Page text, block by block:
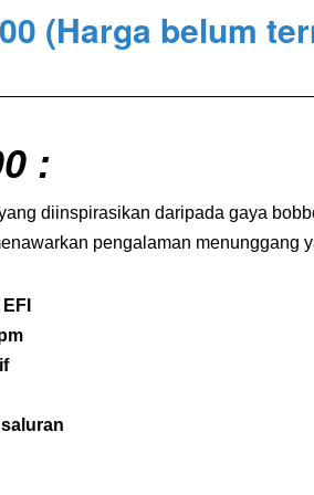
(Harga belum
:
diinspirasikan daripada gaya
pengalaman